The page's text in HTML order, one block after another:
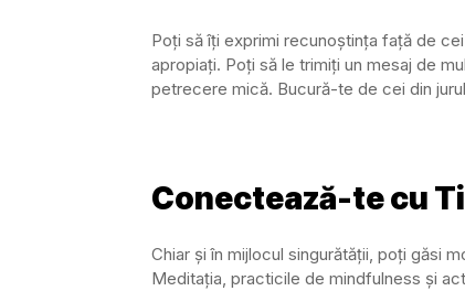
Poți să îți exprimi recunoștința față de
apropiați. Poți să le trimiți un mesaj de
petrecere mică. Bucură-te de cei din
Conectează-te cu
Chiar și în mijlocul singurătății, poți găsi
Meditația, practicile de mindfulness și